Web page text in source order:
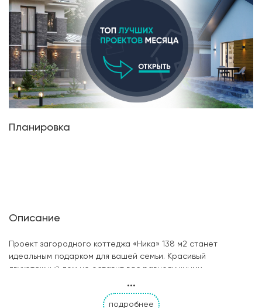
Планировка
Описание
Проект загородного коттеджа «Ника» 138 м2 станет
идеальным подарком для вашей семьи. Красивый
двухэтажный дом не оставит вас равнодушными.
под крышей придают дому стильный внешний вид, особую
изысканность. Проект «Ника» выполнен архитекторами в
...
подробнее